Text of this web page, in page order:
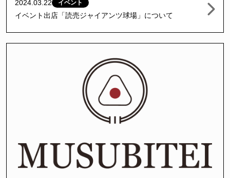
2024.03.22 イベント
イベント出店「読売ジャイアンツ球場」について